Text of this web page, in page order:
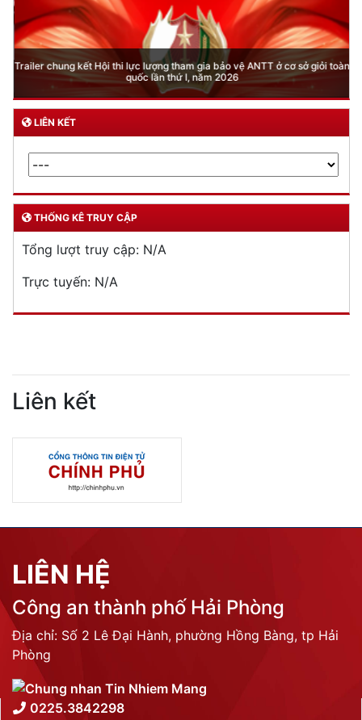
Trailer chung kết Hội thi lực lượng tham gia bảo vệ ANTT ở cơ sở giỏi toàn
quốc lần thứ I, năm 2026
LIÊN KẾT
THỐNG KÊ TRUY CẬP
Tổng lượt truy cập: N/A
Trực tuyến: N/A
Liên kết
LIÊN HỆ
Công an thành phố Hải Phòng
Địa chỉ: Số 2 Lê Đại Hành, phường Hồng Bàng, tp Hải
Phòng
0225.3842298